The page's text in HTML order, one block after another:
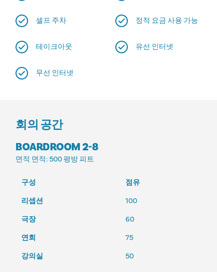
셀프 주차 정적 요금 사용 가능
테이크아웃 유선 인터넷
무선 인터넷
회의 공간
BOARDROOM 2-8
면적 면적: 500 평방 피트
구성
점유
리셉션
100
극장
60
연회
75
강의실
50